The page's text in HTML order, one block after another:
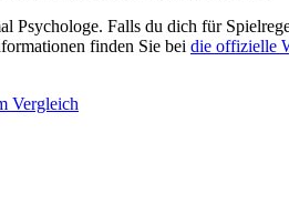
Falls du dich für
finden Sie bei die offizielle
Vergleich